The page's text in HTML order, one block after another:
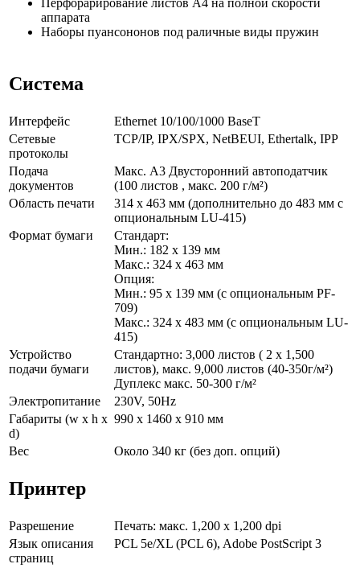
Перфорарирование листов А4 на полной скорости
аппарата
Наборы пуансононов под раличные виды пружин
Система
Интерфейс
Ethernet 10/100/1000 BaseT
Сетевые
протоколы
TCP/IP, IPX/SPX, NetBEUI, Ethertalk, IPP
Подача
документов
Макс. A3 Двусторонний автоподатчик
(100 листов , макс. 200 г/м²)
Область печати
314 x 463 мм (дополнительно до 483 мм с
опциональным LU-415)
Формат бумаги
Стандарт:
Мин.: 182 x 139 мм
Макс.: 324 x 463 мм
Опция:
Мин.: 95 x 139 мм (с опциональным PF-
709)
Макс.: 324 x 483 мм (с опциональным LU-
415)
Устройство
подачи бумаги
Стандартно: 3,000 листов ( 2 x 1,500
листов), макс. 9,000 листов (40-350г/м²)
Дуплекс макс. 50-300 г/м²
Электропитание
230V, 50Hz
Габариты (w x h x
d)
990 x 1460 x 910 мм
Вес Около 340 кг (без доп. опций)
Принтер
Разрешение
Печать: макс. 1,200 x 1,200 dpi
Язык описания
страниц
PCL 5e/XL (PCL 6), Adobe PostScript 3